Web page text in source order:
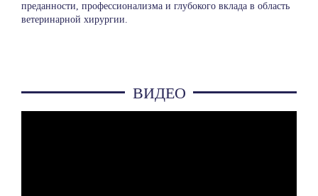
преданности, профессионализма и глубокого вклада в область
ветеринарной хирургии.
ВИДЕО